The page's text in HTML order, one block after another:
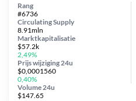
Circulating Supply
8.91mln
Prijs wijziging 24u
$0,0001560
0,40%
Marktkapitalisatie
$57.2k
2,49%
Volume 24u
$147.65
Rang
#6736